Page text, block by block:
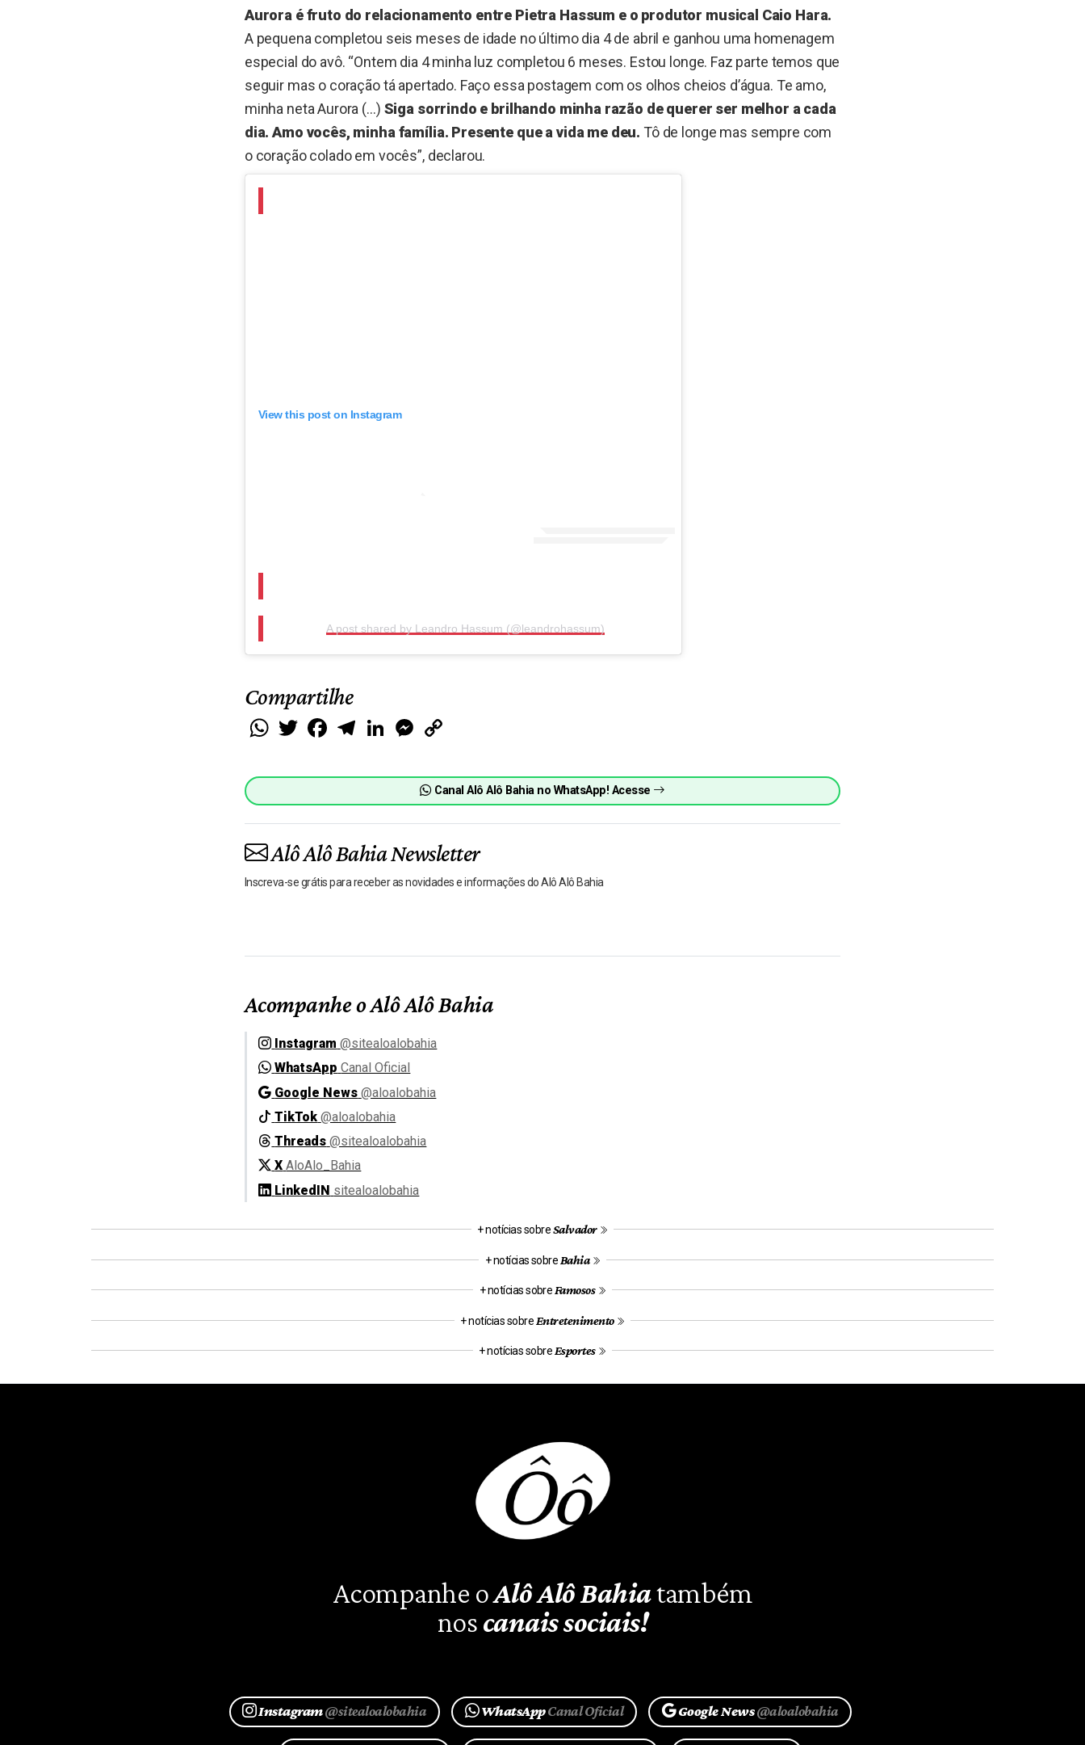
Aurora é fruto do relacionamento entre Pietra Hassum e o produtor musical Caio Hara.
A pequena completou seis meses de idade no último dia 4 de abril e ganhou uma homenagem
especial do avô. “Ontem dia 4 minha luz completou 6 meses. Estou longe. Faz parte temos que
seguir mas o coração tá apertado. Faço essa postagem com os olhos cheios d’água. Te amo,
minha neta Aurora (…) Siga sorrindo e brilhando minha razão de querer ser melhor a cada
dia. Amo vocês, minha família. Presente que a vida me deu. Tô de longe mas sempre com
o coração colado em vocês”, declarou.
View this post on Instagram
A post shared by Leandro Hassum (@leandrohassum)
Compartilhe
WhatsApp
Twitter FacebookTelegramLinkedIn Messenger
Canal Alô Alô Bahia no WhatsApp! Acesse
Alô Alô Bahia Newsletter
Inscreva-se grátis para receber as novidades e informações do Alô Alô Bahia
Acompanhe o Alô Alô Bahia
Instagram @sitealoalobahia
WhatsApp Canal Oficial
Google News @aloalobahia
TikTok @aloalobahia
Threads @sitealoalobahia
X AloAlo_Bahia
LinkedIN sitealoalobahia
+ notícias sobreSalvador
+ notícias sobre Bahia
+ notícias sobre Famosos
+ notícias sobre Entretenimento
+ notícias sobre Esportes
Acompanhe oAlô Alô Bahiatambém
nos canais sociais!
Instagram@sitealoalobahia WhatsAppCanal Oficial Google News@aloalobahia